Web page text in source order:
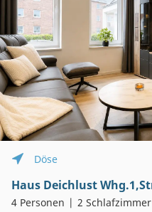
Döse
4 Personen 2 Schlafzimmer